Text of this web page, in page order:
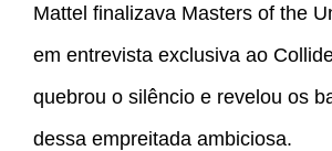
Mattel finalizava Masters of the
em entrevista exclusiva ao
quebrou o silêncio e revelou os
dessa empreitada ambiciosa.